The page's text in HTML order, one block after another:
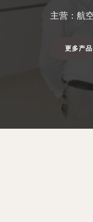
主营：航
更多产品